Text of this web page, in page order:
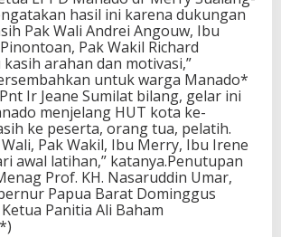
hasil ini karena dukungan
Pak Wali Andrei Angouw, Ibu
Pak Wakil Richard
kasih arahan dan motivasi,”
untuk warga Manado*
Ir Jeane Sumilat bilang, gelar ini
menjelang HUT kota ke-
ke peserta, orang tua, pelatih.
Pak Wakil, Ibu Merry, Ibu Irene
awal latihan,” katanya.Penutupan
Prof. KH. Nasaruddin Umar,
Papua Barat Dominggus
Panitia Ali Baham